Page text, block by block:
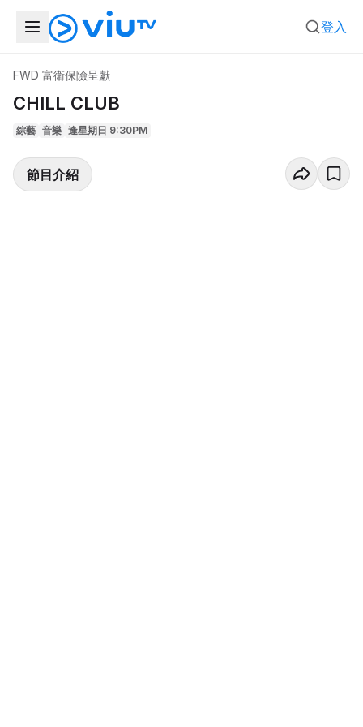
登入
FWD 富衛保險呈獻
CHILL CLUB
綜藝 音樂 逢星期日 9:30PM
節目介紹